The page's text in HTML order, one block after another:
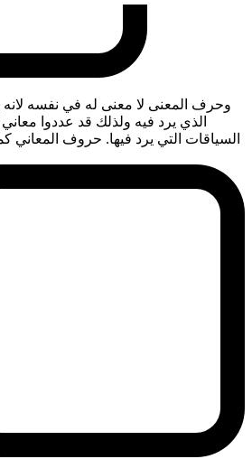
وحرف المعنى لا معنى له في نفسه
الذي يرد فيه ولذلك قد عددوا معاني
السياقات التي يرد فيها. حروف